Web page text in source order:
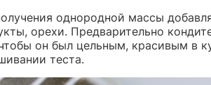
однородной массы
орехи. Предварительно
он был цельным, красивым в
теста.